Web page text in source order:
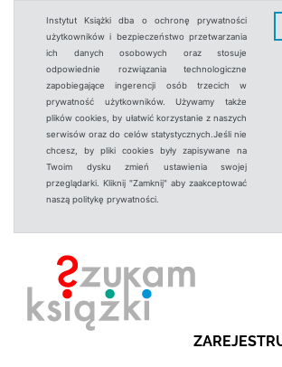
Instytut Książki dba o ochronę prywatności
użytkowników i bezpieczeństwo przetwarzania
ich danych osobowych oraz stosuje
odpowiednie rozwiązania technologiczne
zapobiegające ingerencji osób trzecich w
prywatność użytkowników. Używamy także
plików cookies, by ułatwić korzystanie z naszych
serwisów oraz do celów statystycznych.Jeśli nie
chcesz, by pliki cookies były zapisywane na
Twoim dysku zmień ustawienia swojej
przeglądarki. Kliknij "Zamknij" aby zaakceptować
naszą politykę prywatności.